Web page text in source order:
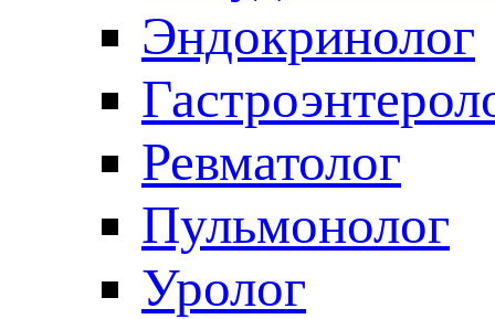
Эндокринолог
Ревматолог
Пульмонолог
Уролог